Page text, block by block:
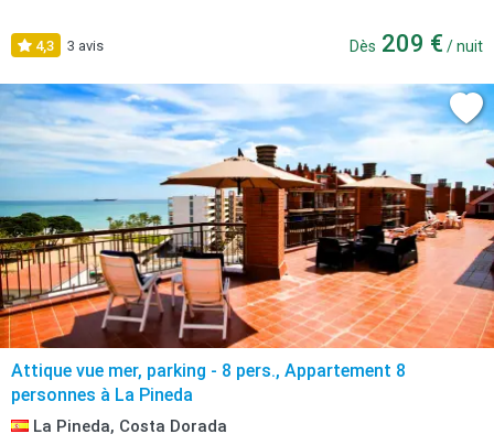
4,3 3 avis Dès 209 € / nuit
Attique vue mer, parking - 8 pers., Appartement 8
personnes à La Pineda
La Pineda, Costa Dorada